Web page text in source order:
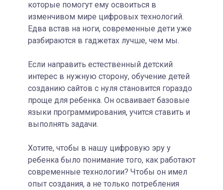
которые помогут ему освоиться в
изменчивом мире цифровых технологий.
Едва встав на ноги, современные дети уже
разбираются в гаджетах лучше, чем мы.
Если направить естественный детский
интерес в нужную сторону, обучение детей
созданию сайтов с нуля становится гораздо
проще для ребенка. Он осваивает базовые
языки программирования, учится ставить и
выполнять задачи.
Хотите, чтобы в нашу цифровую эру у
ребенка было понимание того, как работают
современные технологии? Чтобы он имел
опыт создания, а не только потребления